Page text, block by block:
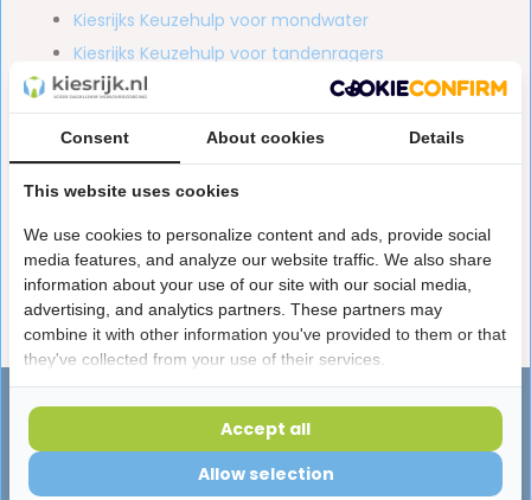
Kiesrijks Keuzehulp voor mondwater
Kiesrijks Keuzehulp voor tandenragers
Kiesrijks Keuzehulp voor tandenstokers
Kiesrijks Keuzehulp voor Oral-B opzetborstels
Heb je nog aanvullende informatie nodig? Of heb je nog
ergens vragen over? Neem dan contact op met onze
klantenservice viaklantenservice@kiesrijk.nl. Op
werkdagen ontvang je binnen 24 uur antwoord van ons.
Advies nodig?
Vragen over producten, leveringen of
iets anders? Onze specialisten helpen je
Consent About cookies Details
This website uses cookies
We use cookies to personalize content and ads, provide social
media features, and analyze our website traffic. We also share
information about your use of our site with our social media,
advertising, and analytics partners. These partners may
combine it with other information you've provided to them or that
they've collected from your use of their services.
Allow selection
Accept all